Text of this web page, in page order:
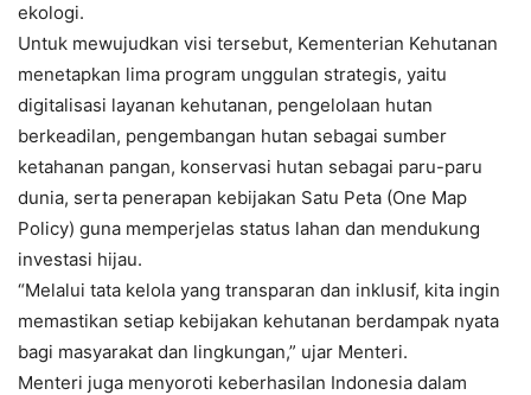
ekologi.
Untuk mewujudkan visi tersebut, Kementerian Kehutanan
menetapkan lima program unggulan strategis, yaitu
digitalisasi layanan kehutanan, pengelolaan hutan
berkeadilan, pengembangan hutan sebagai sumber
ketahanan pangan, konservasi hutan sebagai paru-paru
dunia, serta penerapan kebijakan Satu Peta (One Map
Policy) guna memperjelas status lahan dan mendukung
investasi hijau.
“Melalui tata kelola yang transparan dan inklusif, kita ingin
memastikan setiap kebijakan kehutanan berdampak nyata
bagi masyarakat dan lingkungan,” ujar Menteri.
Menteri juga menyoroti keberhasilan Indonesia dalam